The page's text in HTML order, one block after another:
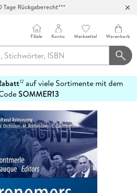
Tage Rückgaberecht***
Filiale Konto Merkzettel Warenkorb
12auf viele Sortimente mit dem
SOMMER13